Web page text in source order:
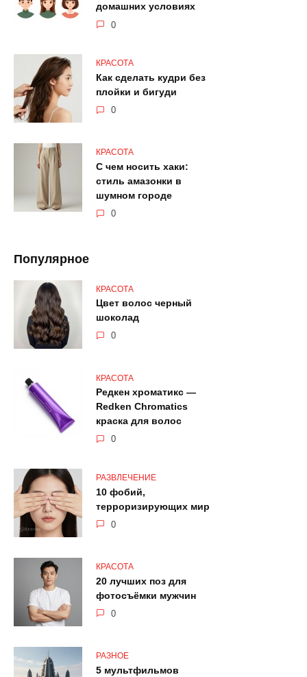
домашних условиях
0
КРАСОТА
Как сделать кудри без
плойки и бигуди
0
КРАСОТА
С чем носить хаки:
стиль амазонки в
шумном городе
0
Популярное
КРАСОТА
Цвет волос черный
шоколад
0
КРАСОТА
Редкен хроматикс —
Redken Chromatics
краска для волос
0
РАЗВЛЕЧЕНИЕ
10 фобий,
терроризирующих мир
0
КРАСОТА
20 лучших поз для
фотосъёмки мужчин
0
РАЗНОЕ
5 мультфильмов